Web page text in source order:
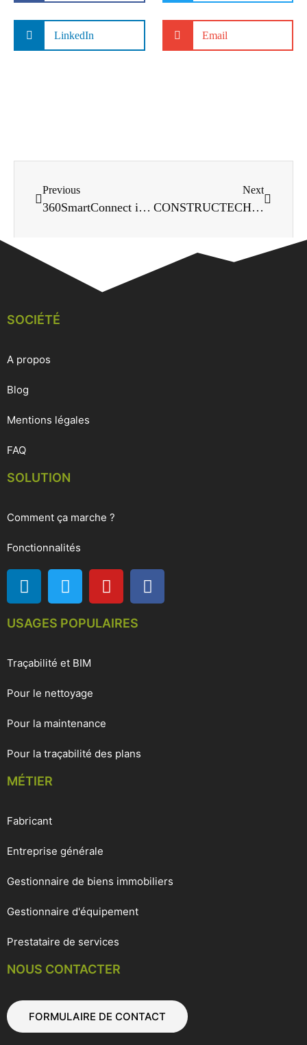
LinkedIn Email
Previous
360SmartConnect invente le béton connecté qui garantit la traçabilité – lesechos.fr
Next
CONSTRUCTECH Les start-ups bâtissent un nouvel empire – Parution Businews
SOCIÉTÉ
A propos
Blog
Mentions légales
FAQ
SOLUTION
Comment ça marche ?
Fonctionnalités
USAGES POPULAIRES
Traçabilité et BIM
Pour le nettoyage
Pour la maintenance
Pour la traçabilité des plans
MÉTIER
Fabricant
Entreprise générale
Gestionnaire de biens immobiliers
Gestionnaire d'équipement
Prestataire de services
NOUS CONTACTER
FORMULAIRE DE CONTACT